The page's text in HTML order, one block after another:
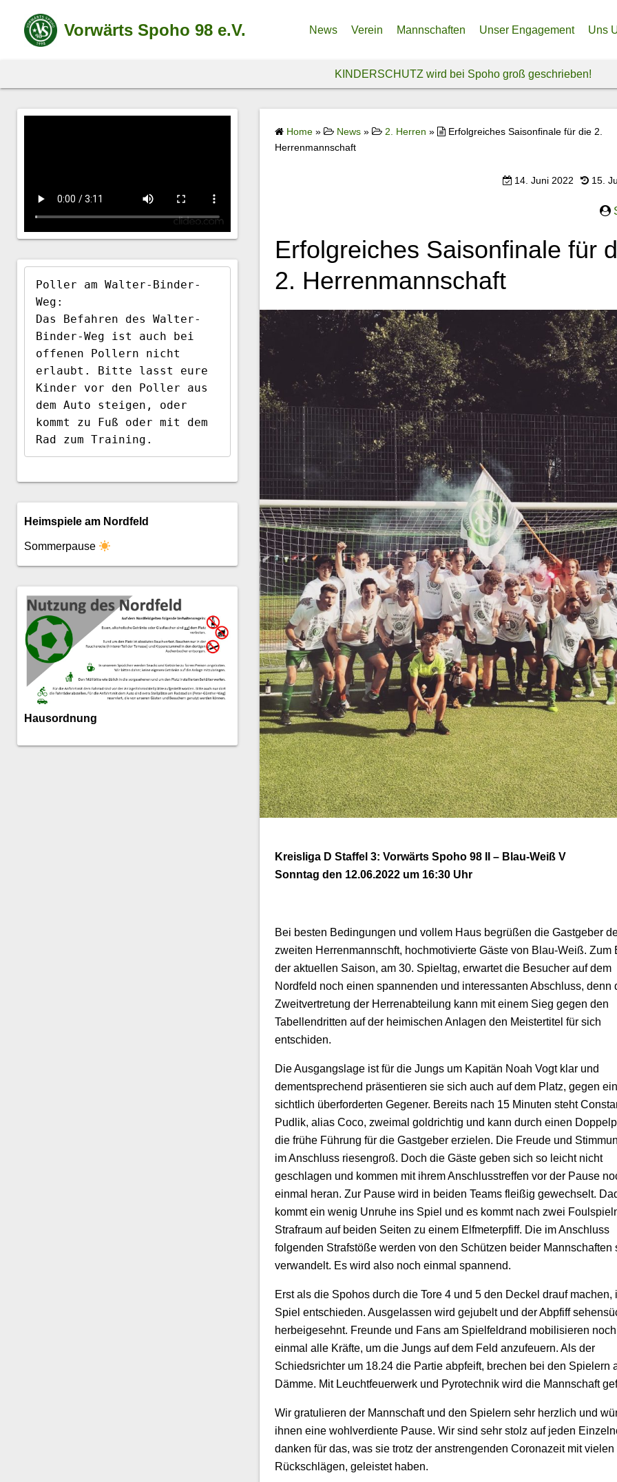
Vorwärts Spoho 98 e.V. News Verein
Über uns
Historie
Mannschaften
Herrenabteilung
Jugendabteilung
Unser Engagement
Spendenprojekt Ukraine
Uns
KINDERSCHUTZ wird bei Spoho groß geschrieben!
Home » News » 2. Herren »
Erfolgreiches Saisonfinale für die 2.
Herrenmannschaft
14. Juni 2022 15.
Erfolgreiches Saisonfinale für
2. Herrenmannschaft
Kreisliga D Staffel 3: Vorwärts Spoho 98 II – Blau-Weiß V
Sonntag den 12.06.2022 um 16:30 Uhr
Bei besten Bedingungen und vollem Haus begrüßen die Gastgeber
zweiten Herrenmannschft, hochmotivierte Gäste von Blau-Weiß. Zum
der aktuellen Saison, am 30. Spieltag, erwartet die Besucher auf dem
Nordfeld noch einen spannenden und interessanten Abschluss, denn
Zweitvertretung der Herrenabteilung kann mit einem Sieg gegen den
Tabellendritten auf der heimischen Anlagen den Meistertitel für sich
entschiden.
Die Ausgangslage ist für die Jungs um Kapitän Noah Vogt klar und
dementsprechend präsentieren sie sich auch auf dem Platz, gegen
sichtlich überforderten Gegener. Bereits nach 15 Minuten steht
Pudlik, alias Coco, zweimal goldrichtig und kann durch einen
die frühe Führung für die Gastgeber erzielen. Die Freude und
im Anschluss riesengroß. Doch die Gäste geben sich so leicht nicht
geschlagen und kommen mit ihrem Anschlusstreffen vor der Pause
einmal heran. Zur Pause wird in beiden Teams fleißig gewechselt.
kommt ein wenig Unruhe ins Spiel und es kommt nach zwei
Strafraum auf beiden Seiten zu einem Elfmeterpfiff. Die im Anschluss
folgenden Strafstöße werden von den Schützen beider Mannschaften
verwandelt. Es wird also noch einmal spannend.
Erst als die Spohos durch die Tore 4 und 5 den Deckel drauf machen,
Spiel entschieden. Ausgelassen wird gejubelt und der Abpfiff
herbeigesehnt. Freunde und Fans am Spielfeldrand mobilisieren noch
einmal alle Kräfte, um die Jungs auf dem Feld anzufeuern. Als der
Schiedsrichter um 18.24 die Partie abpfeift, brechen bei den Spielern
Dämme. Mit Leuchtfeuerwerk und Pyrotechnik wird die Mannschaft
Wir gratulieren der Mannschaft und den Spielern sehr herzlich und
ihnen eine wohlverdiente Pause. Wir sind sehr stolz auf jeden
danken für das, was sie trotz der anstrengenden Coronazeit mit vielen
Rückschlägen, geleistet haben.
Poller am Walter-Binder-
Weg:
Das Befahren des Walter-
Binder-Weg ist auch bei
offenen Pollern nicht
erlaubt. Bitte lasst eure
Kinder vor den Poller aus
dem Auto steigen, oder
kommt zu Fuß oder mit dem
Rad zum Training.
Heimspiele am Nordfeld
Sommerpause
Hausordnung